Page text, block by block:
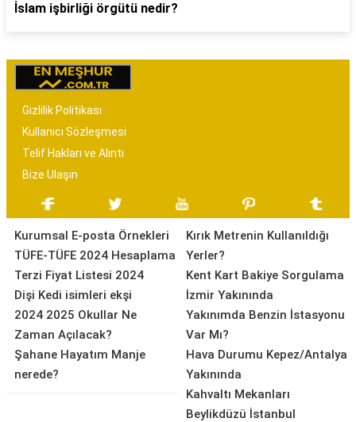
İslam işbirliği örgütü nedir?
Gizlilik Politikası
Kullanıcı Sözleşmesi
Telif Hakları ve Alıntı
Bize Ulaşın
Kurumsal E-posta Örnekleri
TÜFE-TÜFE 2024 Hesaplama
Terzi Fiyat Listesi 2024
Dişi Kedi isimleri ekşi
2024 2025 Okullar Ne
Zaman Açılacak?
Şahane Hayatım Manje
nerede?
Kırık Metrenin Kullanıldığı
Yerler?
Kent Kart Bakiye Sorgulama
İzmir Yakınında
Yakınımda Benzin İstasyonu
Var Mı?
Hava Durumu Kepez/Antalya
Yakınında
Kahvaltı Mekanları
Beylikdüzü İstanbul